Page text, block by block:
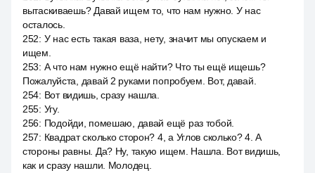
вытаскиваешь? Давай ищем то, что нам нужно. У нас
осталось.
252: У нас есть такая ваза, нету, значит мы опускаем и
ищем.
253: А что нам нужно ещё найти? Что ты ещё ищешь?
Пожалуйста, давай 2 руками попробуем. Вот, давай.
254: Вот видишь, сразу нашла.
255: Угу.
256: Подойди, помешаю, давай ещё раз тобой.
257: Квадрат сколько сторон? 4, а Углов сколько? 4. А
стороны равны. Да? Ну, такую ищем. Нашла. Вот видишь,
как и сразу нашли. Молодец.